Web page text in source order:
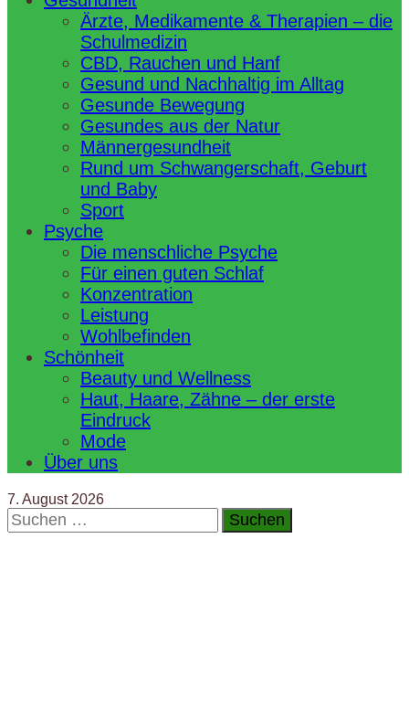
Ärzte, Medikamente & Therapien – die
Schulmedizin
CBD, Rauchen und Hanf
Gesund und Nachhaltig im Alltag
Gesunde Bewegung
Gesundes aus der Natur
Männergesundheit
Rund um Schwangerschaft, Geburt
und Baby
Sport
Psyche
Die menschliche Psyche
Für einen guten Schlaf
Konzentration
Leistung
Wohlbefinden
Schönheit
Beauty und Wellness
Haut, Haare, Zähne – der erste
Eindruck
Mode
Über uns
7. August 2026
Suchen
nach: